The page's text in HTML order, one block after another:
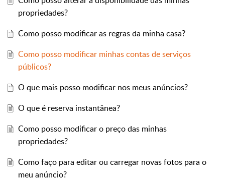
propriedades?
Como posso modificar as regras da minha casa?
Como posso modificar minhas contas de serviços
públicos?
O que mais posso modificar nos meus anúncios?
O que é reserva instantânea?
Como posso modificar o preço das minhas
propriedades?
Como faço para editar ou carregar novas fotos para o
meu anúncio?